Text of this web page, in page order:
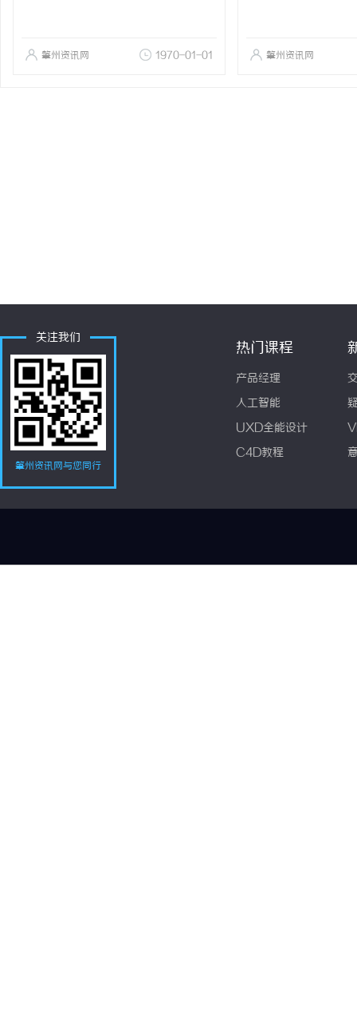
肇州资讯网 1970-01-01 肇州资讯网
关注我们
肇州资讯网与您同行
热门课程
产品经理
人工智能
UXD全能设计
C4D教程